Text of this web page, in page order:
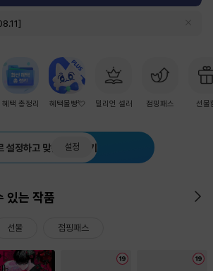
혜택 총정리 혜택몰빵💘 밀리언 셀러 점핑패스 선물
설정하고 맞춤 추천 받기
설정
있는 작품
선물 점핑패스